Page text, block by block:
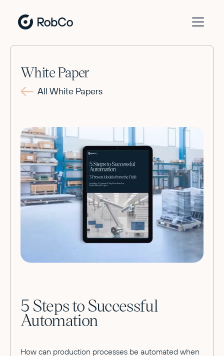
White Paper
All White Papers
5 Steps to Successful
Automation
How can production processes be automated when